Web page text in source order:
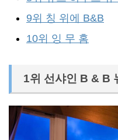
9위 칭 위에 B&B
10위 잉 무 홈
1위 선샤인 B & B